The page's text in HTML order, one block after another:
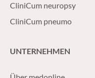
CliniCum neuropsy
CliniCum pneumo
UNTERNEHMEN